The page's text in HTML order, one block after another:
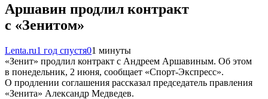
Аршавин продлил контракт
с «Зенитом»
Lenta.ru1 год спустя01 минуты
«Зенит» продлил контракт с Андреем Аршавиным. Об этом
в понедельник, 2 июня, сообщает «Спорт-Экспресс».
О продлении соглашения рассказал председатель правления
«Зенита» Александр Медведев.